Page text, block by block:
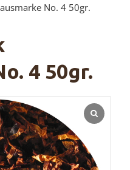
No. 4 50gr.
4 50gr.